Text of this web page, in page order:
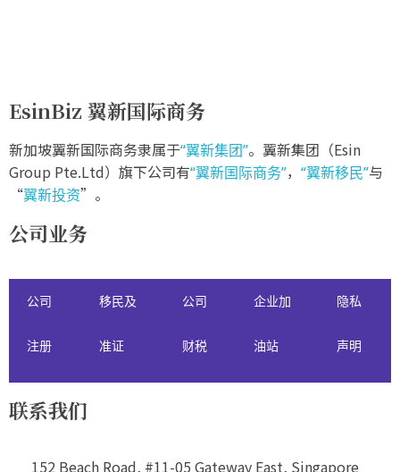
EsinBiz 翼新国际商务
新加坡翼新国际商务隶属于“翼新集团”。翼新集团（Esin
Group Pte.Ltd）旗下公司有“翼新国际商务”， “翼新移民”与
“翼新投资”。
公司业务
公司
注册
移民及
准证
公司
财税
企业加
油站
隐私
声明
联系我们
152 Beach Road, #11-05 Gateway East, Singapore